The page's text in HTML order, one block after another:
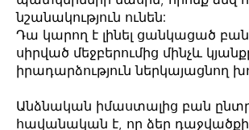
նշանակություն ունեն:
Դա կարող է լինել ցանկացած
սիրված մեջբերումից մինչև
իրադարձություն ներկայացնող
Անձնական իմաստալից բան
հավանական է, որ ձեր